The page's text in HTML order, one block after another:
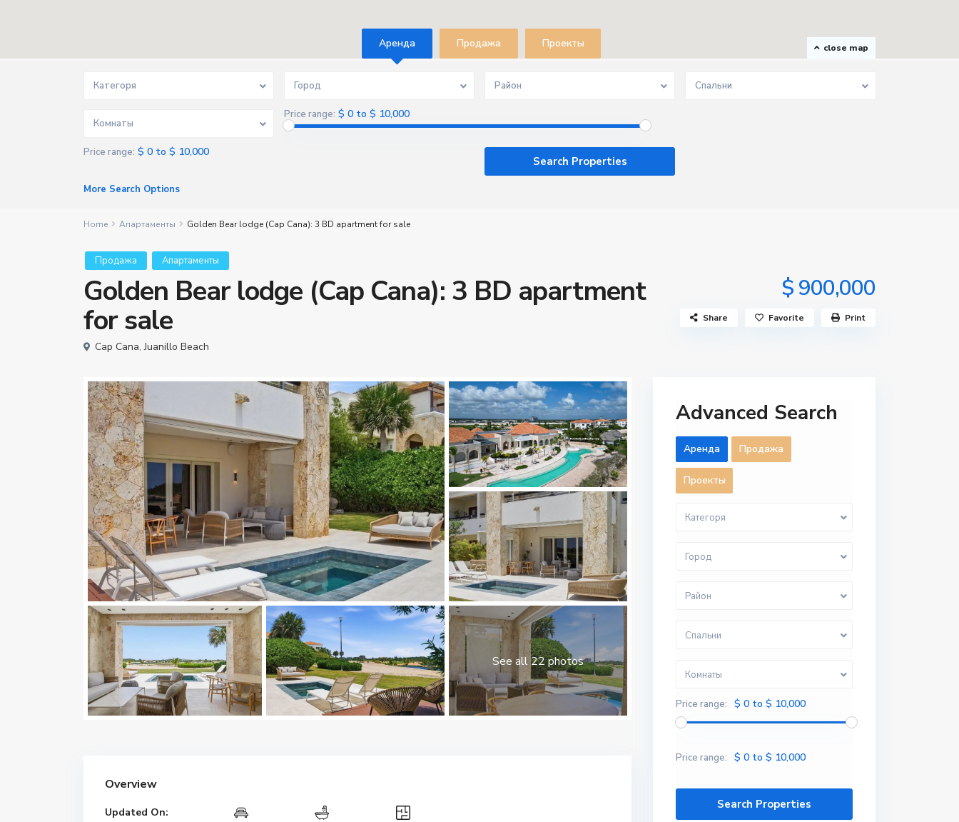
close map
Aренда Продажа Проекты
Категоря Город Район Спальни
Комнаты
Price range: $ 0 to $ 10,000
Price range: $ 0 to $ 10,000
More Search Options
Home Апартаменты Golden Bear lodge (Cap Cana): 3 BD apartment for sale
Продажа Апартаменты
Golden Bear lodge (Cap Cana): 3 BD apartment
for sale
$ 900,000
Cap Cana,Juanillo Beach
Share Favorite Print
See all 22 photos
Overview
Updated On:
Advanced Search
Aренда Продажа
Проекты
Категоря
Город
Район
Спальни
Комнаты
Price range: $ 0 to $ 10,000
Price range: $ 0 to $ 10,000